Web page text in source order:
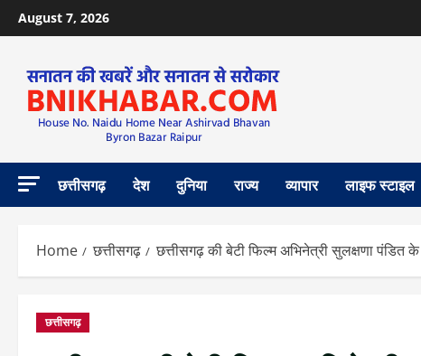
August 7, 2026
छत्तीसगढ़ देश दुनिया राज्य व्यापार लाइफ स्टाइल
Home छत्तीसगढ़ छत्तीसगढ़ की बेटी फिल्म अभिनेत्री सुलक्षणा पंडित
छत्तीसगढ़